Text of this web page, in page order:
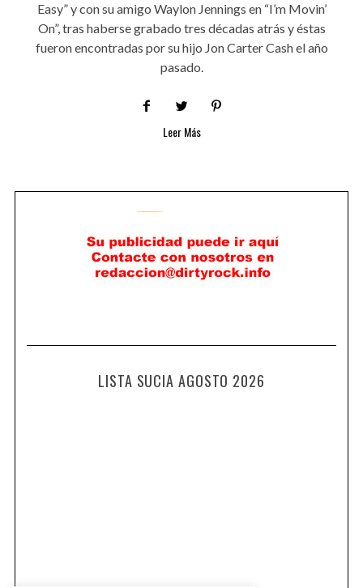
Easy” y con su amigo Waylon Jennings en “I’m Movin’
On”, tras haberse grabado tres décadas atrás y éstas
fueron encontradas por su hijo Jon Carter Cash el año
pasado.
Leer Más
LISTA SUCIA AGOSTO 2026